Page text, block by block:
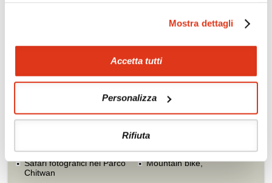
Mostra dettagli
Accetta tutti
Personalizza
Rifiuta
Scopri i prezzi »
Safari fotografici nel Parco
Chitwan
Mountain bike,